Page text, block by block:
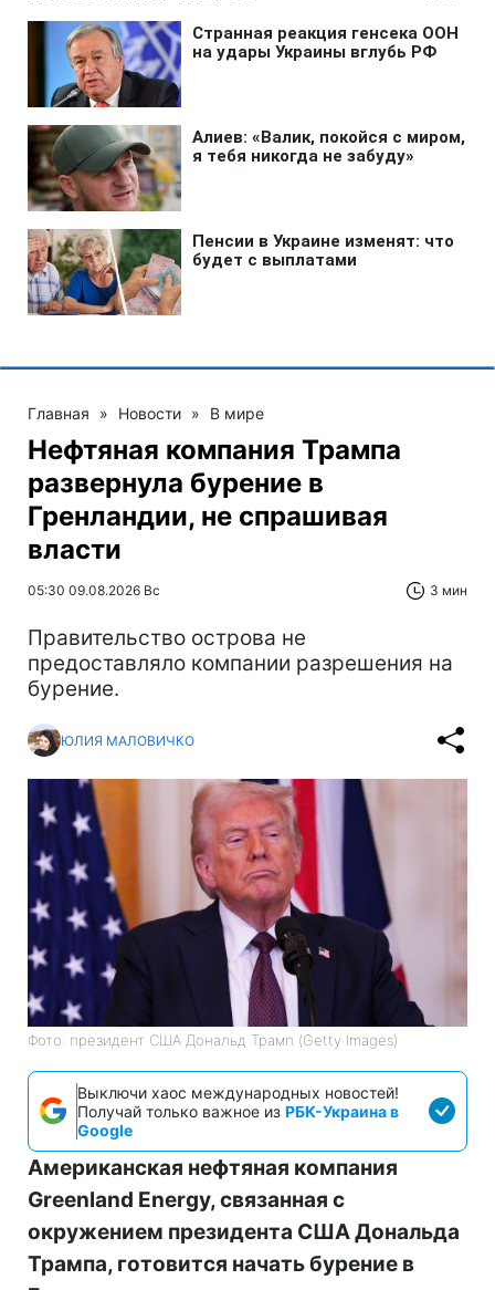
Главная » Новости » В мире
Нефтяная компания Трампа
развернула бурение в
Гренландии, не спрашивая
власти
05:30 09.08.2026 Вс 3 мин
Правительство острова не
предоставляло компании разрешения на
бурение.
ЮЛИЯ МАЛОВИЧКО
Фото: президент США Дональд Трамп (Getty Images)
Выключи хаос международных новостей!
Получай только важное из РБК-Украина в
Google
Американская нефтяная компания
Greenland Energy, связанная с
окружением президента США Дональда
Трампа, готовится начать бурение в